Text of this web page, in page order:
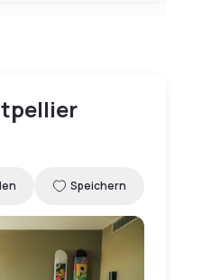
Speichern